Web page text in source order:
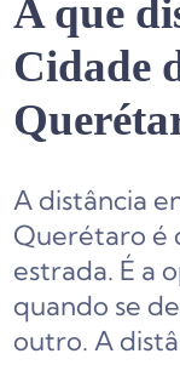
A que
Cidade
A distância
Querétaro é
estrada. É a
quando se
outro. A